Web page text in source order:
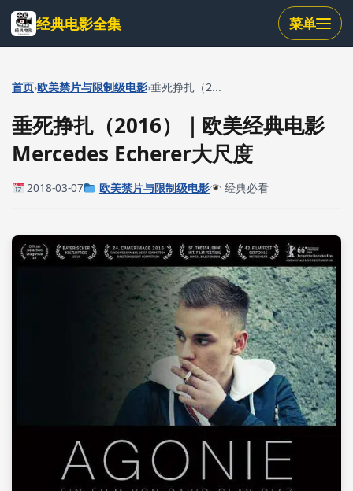
跳
到
主
内
经典电影全集 菜单
首页›欧美禁片与限制级电影›垂死挣扎（2...
垂死挣扎（2016）｜欧美经典电影
Mercedes Echerer大尺度
2018-03-07 欧美禁片与限制级电影 经典必看